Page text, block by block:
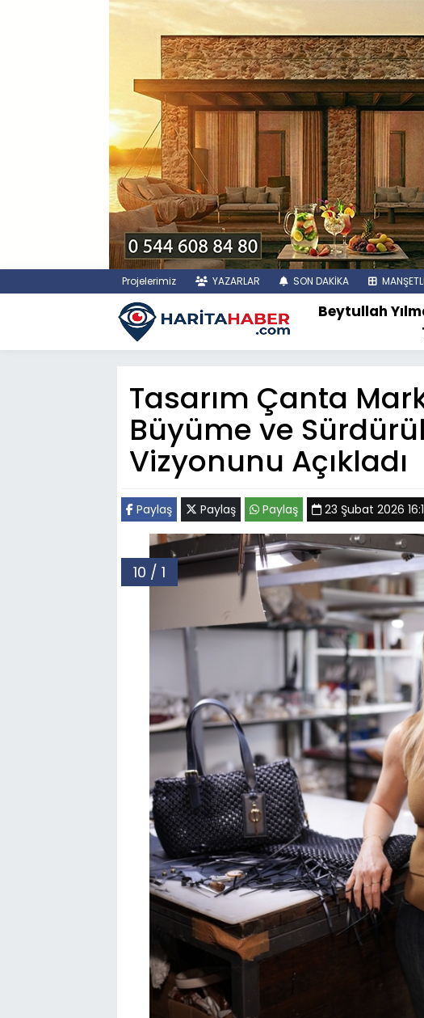
Projelerimiz YAZARLAR SON DAKİKA
Beytullah
Tasarım Çanta
Büyüme ve
Vizyonunu Açıkladı
Paylaş Paylaş Paylaş 23 Şubat 2026
10 / 1